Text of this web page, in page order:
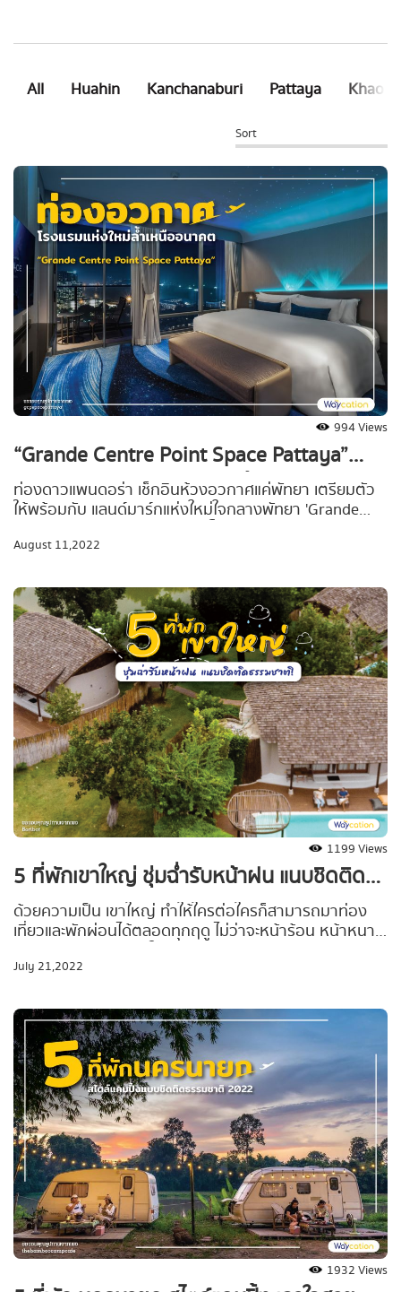
All Huahin Kanchanaburi Pattaya Khao
Sort
994 Views
“Grande Centre Point Space Pattaya”
ท่องอวกาศ โรงแรมแห่งใหม่ล้ำเหนืออนาคต
ท่องดาวแพนดอร่า เช็กอินห้วงอวกาศแค่พัทยา เตรียมตัว
ให้พร้อมกับ แลนด์มาร์กแห่งใหม่ใจกลางพัทยา 'Grande
สุดแปลกตา ในธีมอวกาศที่แห่งแรกในไทย ที่จะเปลี่ยนพัทยา
วันที่ 1 ส.ค. 65 นี้
August 11,2022
1199 Views
5 ที่พักเขาใหญ่ ชุ่มฉ่ำรับหน้าฝน แนบชิดติด
ธรรมชาติ
ด้วยความเป็น เขาใหญ่ ทำให้ใครต่อใครก็สามารถมาท่อง
เที่ยวและพักผ่อนได้ตลอดทุกฤดู ไม่ว่าจะหน้าร้อน หน้าหนาว
เที่ยว ยิ่งถ้าช่วงไหนฝนตกในช่วงเช้าตรู่ อาจมีจังหวะเจอ
เที่ยว ขออาสาพาไปส่อง 5 ที่พักเขาใหญ่ ที่ทั้งใกล้ชิดติด
ธรรมชาติ และสามารถชมทัศนียภาพที่สวยงามในหน้าฝนไป
พร้อมกัน จะมีที่ไหนติดลิสต์ของ Waycation บ้างตามไปดู
กันเลยจ้าา
July 21,2022
1932 Views